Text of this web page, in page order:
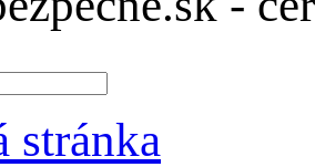
stránka